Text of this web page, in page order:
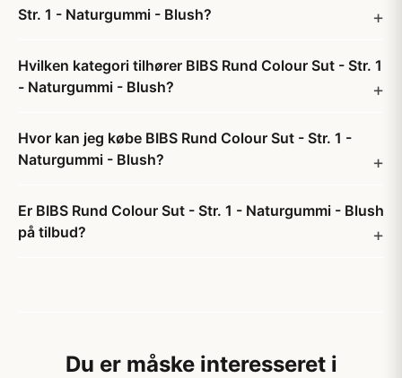
Str. 1 - Naturgummi - Blush?
Hvilken kategori tilhører BIBS Rund Colour Sut - Str. 1
- Naturgummi - Blush?
Hvor kan jeg købe BIBS Rund Colour Sut - Str. 1 -
Naturgummi - Blush?
Er BIBS Rund Colour Sut - Str. 1 - Naturgummi - Blush
på tilbud?
Du er måske interesseret i